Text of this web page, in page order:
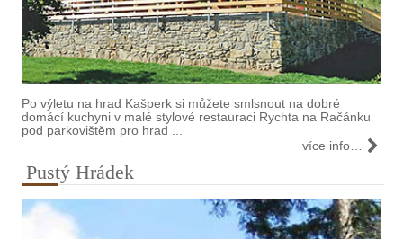
Po výletu na hrad Kašperk si můžete smlsnout na dobré
domácí kuchyni v malé stylové restauraci Rychta na Račánku
pod parkovištěm pro hrad ...
více info…
Pustý Hrádek